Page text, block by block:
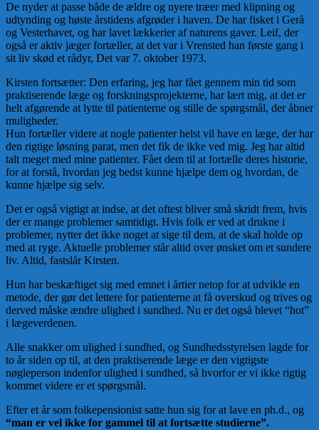
De nyder at passe både de ældre og nyere træer med klipning og
udtynding og høste årstidens afgrøder i haven. De har fisket i Gerå
og Vesterhavet, og har lavet lækkerier af naturens gaver. Leif, der
også er aktiv jæger fortæller, at det var i Vrensted han første gang i
sit liv skød et rådyr, Det var 7. oktober 1973.
Kirsten fortsætter: Den erfaring, jeg har fået gennem min tid som
praktiserende læge og forskningsprojekterne, har lært mig, at det er
helt afgørende at lytte til patienterne og stille de spørgsmål, der åbner
muligheder.
Hun fortæller videre at nogle patienter helst vil have en læge, der har
den rigtige løsning parat, men det fik de ikke ved mig. Jeg har altid
talt meget med mine patienter. Fået dem til at fortælle deres historie,
for at forstå, hvordan jeg bedst kunne hjælpe dem og hvordan, de
kunne hjælpe sig selv.
Det er også vigtigt at indse, at det oftest bliver små skridt frem, hvis
der er mange problemer samtidigt. Hvis folk er ved at drukne i
problemer, nytter det ikke noget at sige til dem, at de skal holde op
med at ryge. Aktuelle problemer står altid over ønsket om et sundere
liv. Altid, fastslår Kirsten.
Hun har beskæftiget sig med emnet i årtier netop for at udvikle en
metode, der gør det lettere for patienterne at få overskud og trives og
derved måske ændre ulighed i sundhed. Nu er det også blevet “hot”
i lægeverdenen.
Alle snakker om ulighed i sundhed, og Sundhedsstyrelsen lagde for
to år siden op til, at den praktiserende læge er den vigtigste
nøgleperson indenfor ulighed i sundhed, så hvorfor er vi ikke rigtig
kommet videre er et spørgsmål.
Efter et år som folkepensionist satte hun sig for at lave en ph.d., og
“man er vel ikke for gammel til at fortsætte studierne”.